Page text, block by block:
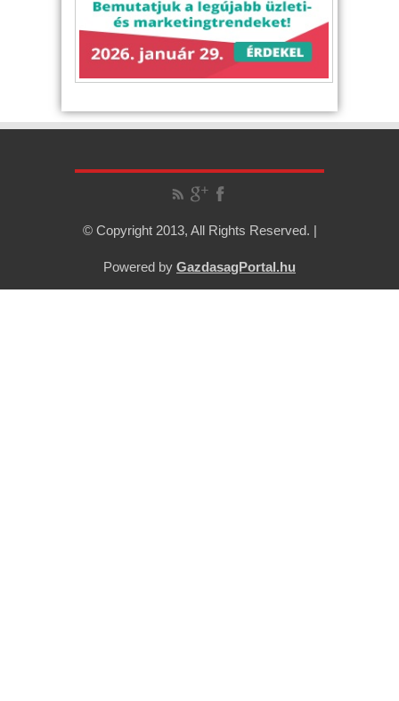
© Copyright 2013, All Rights Reserved. |
Powered by GazdasagPortal.hu